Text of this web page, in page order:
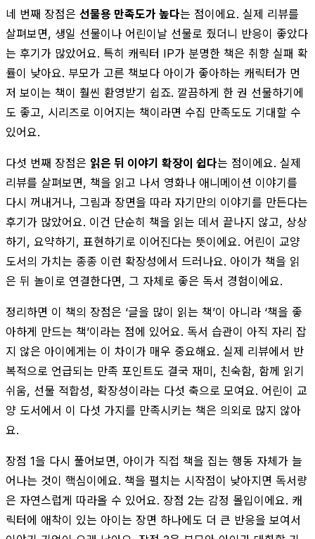
네 번째 장점은 선물용 만족도가 높다는 점이에요. 실제 리뷰를
살펴보면, 생일 선물이나 어린이날 선물로 줬더니 반응이 좋았다
는 후기가 많았어요. 특히 캐릭터 IP가 분명한 책은 취향 실패 확
률이 낮아요. 부모가 고른 책보다 아이가 좋아하는 캐릭터가 먼
저 보이는 책이 훨씬 환영받기 쉽죠. 깔끔하게 한 권 선물하기에
도 좋고, 시리즈로 이어지는 책이라면 수집 만족도도 기대할 수
있어요.
다섯 번째 장점은 읽은 뒤 이야기 확장이 쉽다는 점이에요. 실제
리뷰를 살펴보면, 책을 읽고 나서 영화나 애니메이션 이야기를
다시 꺼내거나, 그림과 장면을 따라 자기만의 이야기를 만든다는
후기가 많았어요. 이건 단순히 책을 읽는 데서 끝나지 않고, 상상
하기, 요약하기, 표현하기로 이어진다는 뜻이에요. 어린이 교양
도서의 가치는 종종 이런 확장성에서 드러나요. 아이가 책을 읽
은 뒤 놀이로 연결한다면, 그 자체로 좋은 독서 경험이에요.
정리하면 이 책의 장점은 ‘글을 많이 읽는 책’이 아니라 ‘책을 좋
아하게 만드는 책’이라는 점에 있어요. 독서 습관이 아직 자리 잡
지 않은 아이에게는 이 차이가 매우 중요해요. 실제 리뷰에서 반
복적으로 언급되는 만족 포인트도 결국 재미, 친숙함, 함께 읽기
쉬움, 선물 적합성, 확장성이라는 다섯 축으로 모여요. 어린이 교
양 도서에서 이 다섯 가지를 만족시키는 책은 의외로 많지 않아
요.
장점 1을 다시 풀어보면, 아이가 직접 책을 집는 행동 자체가 늘
어나는 것이 핵심이에요. 책을 펼치는 시작점이 낮아지면 독서량
은 자연스럽게 따라올 수 있어요. 장점 2는 감정 몰입이에요. 캐
릭터에 애착이 있는 아이는 장면 하나에도 더 큰 반응을 보여서